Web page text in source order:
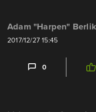
Adam "Harpen" Berlik
2017/12/27 15:45
0